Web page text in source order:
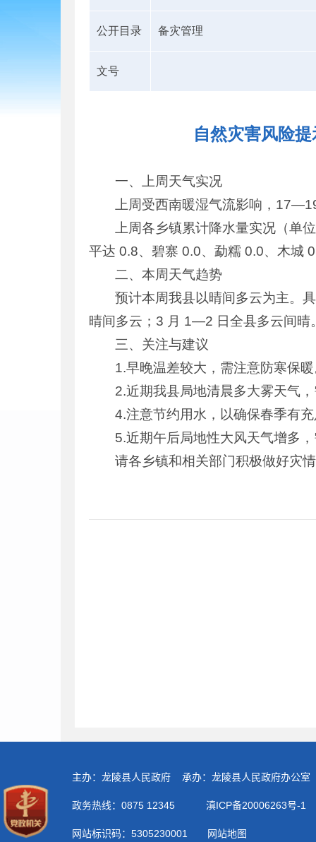
公开目录 备灾管理
文号
自然灾害风险
一、上周天气实况
上周受西南暖湿气流影响，
上周各乡镇累计降水量实况（单
平达 0.8、碧寨 0.0、勐糯 0.0、木城
二、本周天气趋势
预计本周我县以晴间多云为主。
晴间多云；3 月 1—2 日全县多云间晴
三、关注与建议
1.早晚温差较大，需注意防寒保
2.近期我县局地清晨多大雾天气
4.注意节约用水，以确保春季有
5.近期午后局地性大风天气增多
请各乡镇和相关部门积极做好灾